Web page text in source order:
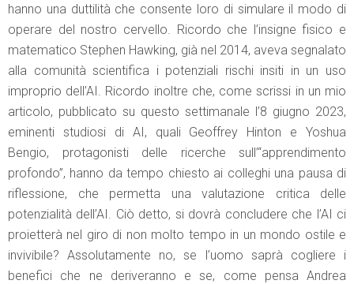
hanno una duttilità che consente loro di simulare il modo di
operare del nostro cervello. Ricordo che l’insigne fisico e
matematico Stephen Hawking, già nel 2014, aveva segnalato
alla comunità scientifica i potenziali rischi insiti in un uso
improprio dell’AI. Ricordo inoltre che, come scrissi in un mio
articolo, pubblicato su questo settimanale l’8 giugno 2023,
eminenti studiosi di AI, quali Geoffrey Hinton e Yoshua
Bengio, protagonisti delle ricerche sull’“apprendimento
profondo”, hanno da tempo chiesto ai colleghi una pausa di
riflessione, che permetta una valutazione critica delle
potenzialità dell’AI. Ciò detto, si dovrà concludere che l’AI ci
proietterà nel giro di non molto tempo in un mondo ostile e
invivibile? Assolutamente no, se l’uomo saprà cogliere i
benefici che ne deriveranno e se, come pensa Andrea